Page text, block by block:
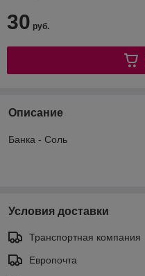
30 руб.
Описание
Банка - Соль
Условия доставки
Транспортная компания
Европочта